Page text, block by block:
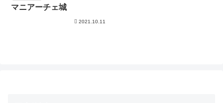
マニアーチェ城
2021.10.11